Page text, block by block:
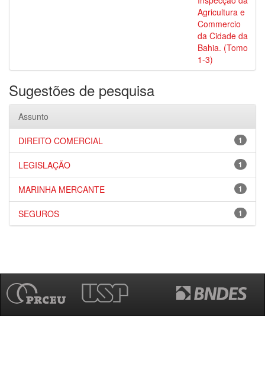
Agricultura e
Commercio
da Cidade da
Bahia. (Tomo
1-3)
Sugestões de pesquisa
Assunto
1
DIREITO COMERCIAL
1
LEGISLAÇÃO
1
MARINHA MERCANTE
1
SEGUROS